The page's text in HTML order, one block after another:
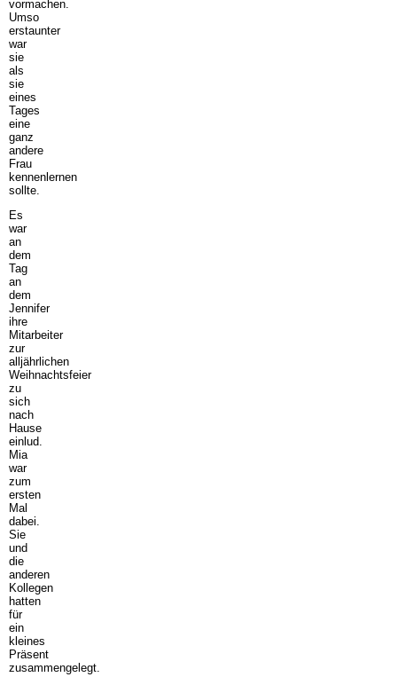
vormachen.
Umso
erstaunter
war
sie
als
sie
eines
Tages
eine
ganz
andere
Frau
kennenlernen
sollte.
Es
war
an
dem
Tag
an
dem
Jennifer
ihre
Mitarbeiter
zur
alljährlichen
Weihnachtsfeier
zu
sich
nach
Hause
einlud.
Mia
war
zum
ersten
Mal
dabei.
Sie
und
die
anderen
Kollegen
hatten
für
ein
kleines
Präsent
zusammengelegt.